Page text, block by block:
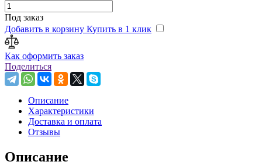
Под заказ
Добавить в корзину Купить в 1 клик
Как оформить заказ
Поделиться
Описание
Характеристики
Доставка и оплата
Отзывы
Описание